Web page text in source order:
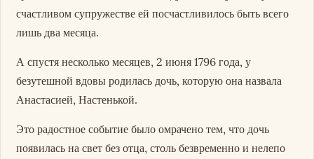
счастливом супружестве ей посчастливилось быть всего
лишь два месяца.
А спустя несколько месяцев, 2 июня 1796 года, у
безутешной вдовы родилась дочь, которую она назвала
Анастасией, Настенькой.
Это радостное событие было омрачено тем, что дочь
появилась на свет без отца, столь безвременно и нелепо